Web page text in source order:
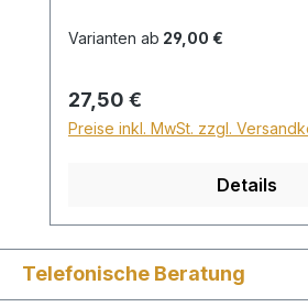
Zuschlag für Sperrgut in
Ausland beträgt der
30€.
Varianten ab 29,00 €
Regulärer Preis:
27,50 €
Preise inkl. MwSt. zzgl.
Details
Telefonische Beratung